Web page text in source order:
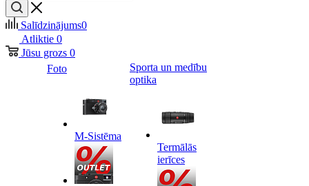
Salīdzinājums0
Atliktie 0
Jūsu grozs 0
Foto
M-Sistēma
Sporta un medību
optika
Termālās
ierīces